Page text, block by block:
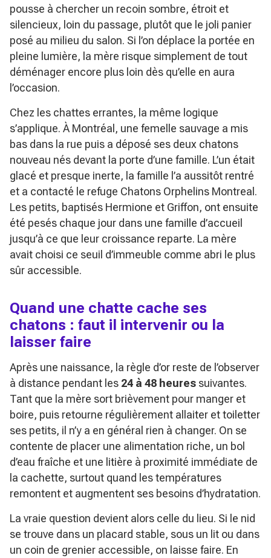
pousse à chercher un recoin sombre, étroit et
silencieux, loin du passage, plutôt que le joli panier
posé au milieu du salon. Si l’on déplace la portée en
pleine lumière, la mère risque simplement de tout
déménager encore plus loin dès qu’elle en aura
l’occasion.
Chez les chattes errantes, la même logique
s’applique. À Montréal, une femelle sauvage a mis
bas dans la rue puis a déposé ses deux chatons
nouveau nés devant la porte d’une famille. L’un était
glacé et presque inerte, la famille l’a aussitôt rentré
et a contacté le refuge Chatons Orphelins Montreal.
Les petits, baptisés Hermione et Griffon, ont ensuite
été pesés chaque jour dans une famille d’accueil
jusqu’à ce que leur croissance reparte. La mère
avait choisi ce seuil d’immeuble comme abri le plus
sûr accessible.
Quand une chatte cache ses
chatons : faut il intervenir ou la
laisser faire
Après une naissance, la règle d’or reste de l’observer
à distance pendant les 24 à 48 heures suivantes.
Tant que la mère sort brièvement pour manger et
boire, puis retourne régulièrement allaiter et toiletter
ses petits, il n’y a en général rien à changer. On se
contente de placer une alimentation riche, un bol
d’eau fraîche et une litière à proximité immédiate de
la cachette, surtout quand les températures
remontent et augmentent ses besoins d’hydratation.
La vraie question devient alors celle du lieu. Si le nid
se trouve dans un placard stable, sous un lit ou dans
un coin de grenier accessible, on laisse faire. En